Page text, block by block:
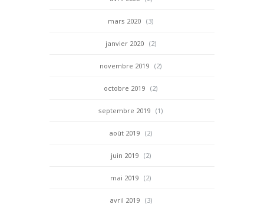
mars 2020 (3)
janvier 2020 (2)
novembre 2019 (2)
octobre 2019 (2)
septembre 2019 (1)
août 2019 (2)
juin 2019 (2)
mai 2019 (2)
avril 2019 (3)